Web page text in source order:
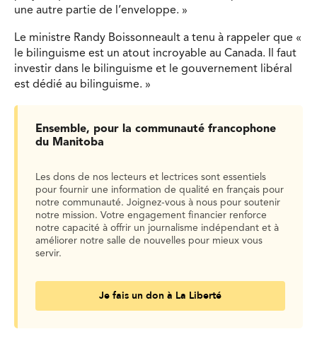
une autre partie de l’enveloppe. »
Le ministre Randy Boissonneault a tenu à rappeler que «
le bilinguisme est un atout incroyable au Canada. Il faut
investir dans le bilinguisme et le gouvernement libéral
est dédié au bilinguisme. »
Ensemble, pour la communauté francophone
du Manitoba
Les dons de nos lecteurs et lectrices sont essentiels
pour fournir une information de qualité en français pour
notre communauté. Joignez-vous à nous pour soutenir
notre mission. Votre engagement financier renforce
notre capacité à offrir un journalisme indépendant et à
améliorer notre salle de nouvelles pour mieux vous
servir.
Je fais un don à La Liberté